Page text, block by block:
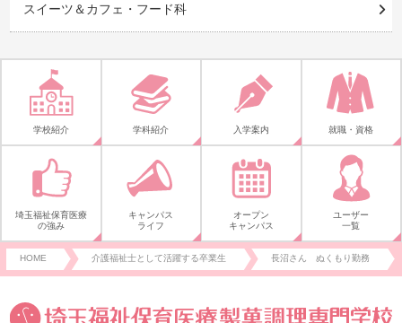
スイーツ＆カフェ・フード科
学校紹介 学科紹介 入学案内 就職・資格
埼玉福祉保育医療
の強み
キャンパス
ライフ
オープン
キャンパス
ユーザー
一覧
HOME 介護福祉士として活躍する卒業生 長沼さん ぬくもり勤務